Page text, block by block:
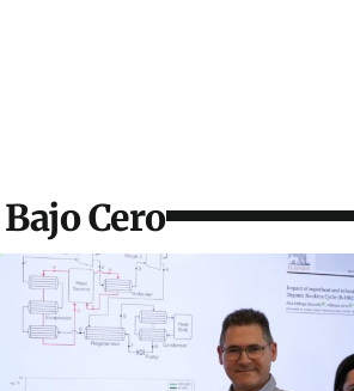
Bajo Cero